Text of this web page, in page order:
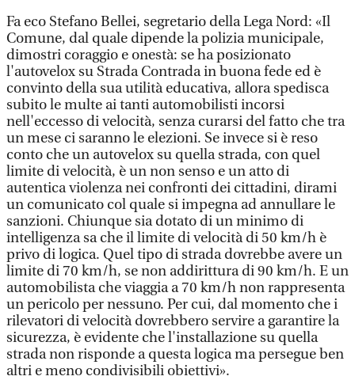
Fa eco Stefano Bellei, segretario della Lega Nord: «Il
Comune, dal quale dipende la polizia municipale,
dimostri coraggio e onestà: se ha posizionato
l'autovelox su Strada Contrada in buona fede ed è
convinto della sua utilità educativa, allora spedisca
subito le multe ai tanti automobilisti incorsi
nell'eccesso di velocità, senza curarsi del fatto che tra
un mese ci saranno le elezioni. Se invece si è reso
conto che un autovelox su quella strada, con quel
limite di velocità, è un non senso e un atto di
autentica violenza nei confronti dei cittadini, dirami
un comunicato col quale si impegna ad annullare le
sanzioni. Chiunque sia dotato di un minimo di
intelligenza sa che il limite di velocità di 50 km/h è
privo di logica. Quel tipo di strada dovrebbe avere un
limite di 70 km/h, se non addirittura di 90 km/h. E un
automobilista che viaggia a 70 km/h non rappresenta
un pericolo per nessuno. Per cui, dal momento che i
rilevatori di velocità dovrebbero servire a garantire la
sicurezza, è evidente che l'installazione su quella
strada non risponde a questa logica ma persegue ben
altri e meno condivisibili obiettivi».